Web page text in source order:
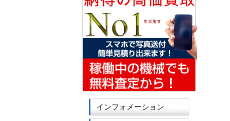
インフォメーション